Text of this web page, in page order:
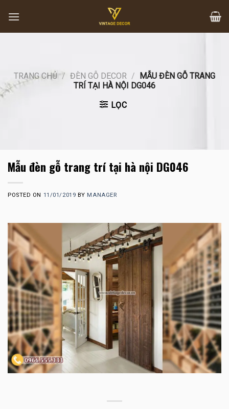
content
TRANG CHỦ / ĐÈN GỖ DECOR /
MẪU ĐÈN GỖ TRANG
TRÍ TẠI HÀ NỘI DG046
LỌC
Mẫu đèn gỗ trang trí tại hà nội DG046
POSTED ON 11/01/2019 BY MANAGER